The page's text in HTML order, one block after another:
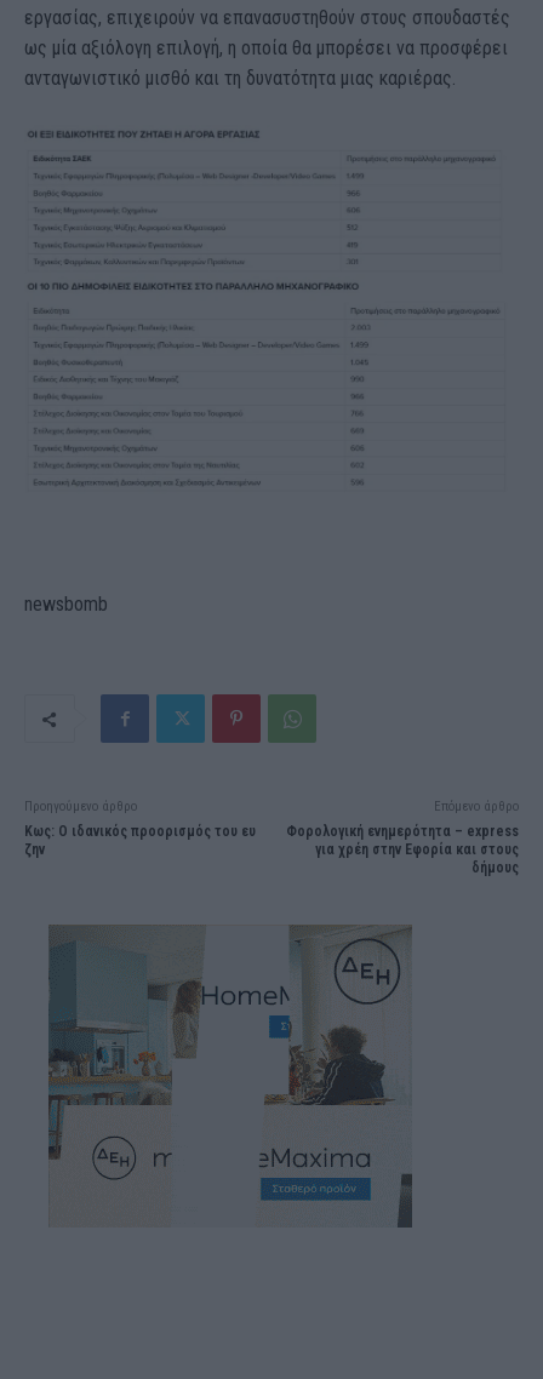
εργασίας, επιχειρούν να επανασυστηθούν στους σπουδαστές
ως μία αξιόλογη επιλογή, η οποία θα μπορέσει να προσφέρει
ανταγωνιστικό μισθό και τη δυνατότητα μιας καριέρας.
newsbomb
Προηγούμενο άρθρο
Κως: Ο ιδανικός προορισμός του ευ
ζην
Επόμενο άρθρο
Φορολογική ενημερότητα – express
για χρέη στην Εφορία και στους
δήμους